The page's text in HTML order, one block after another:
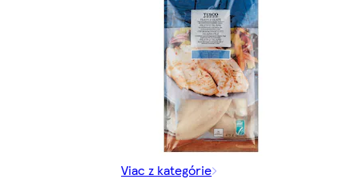
Viac z kategórie